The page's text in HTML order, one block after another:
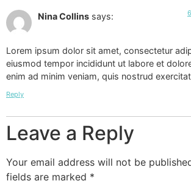
Nina Collins says:
Lorem ipsum dolor sit amet, consectetur
eiusmod tempor incididunt ut labore et
enim ad minim veniam, quis nostrud
Reply
Leave a Reply
Your email address will not be
fields are marked *